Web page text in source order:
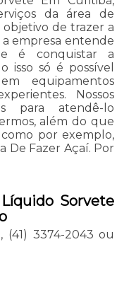
da área de
objetivo de trazer a
a empresa entende
é conquistar a
isso só é possível
equipamentos
Nossos
para atendê-lo
além do que
por exemplo,
De Fazer Açaí. Por
Sorvete
, (41) 3374-2043 ou